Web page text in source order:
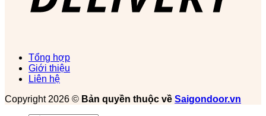
Tổng hợp
Giới thiệu
Liên hệ
Copyright 2026 © Bản quyền thuộc về Saigondoor.vn